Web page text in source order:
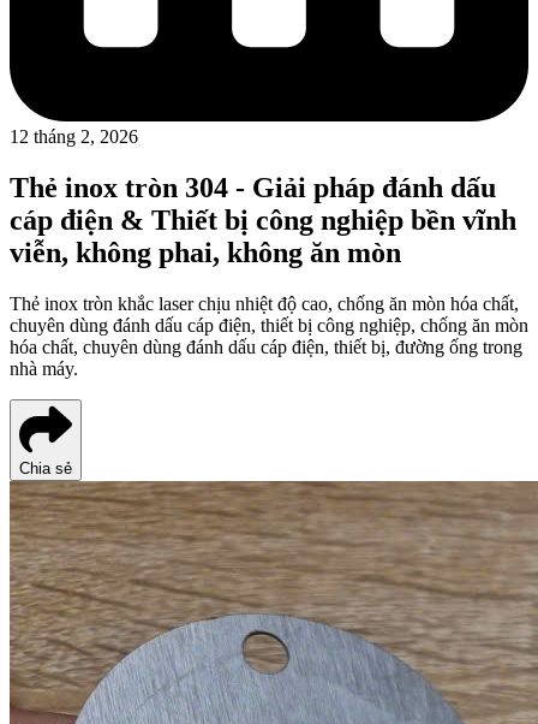
12 tháng 2, 2026
Thẻ inox tròn 304 - Giải pháp đánh dấu
cáp điện & Thiết bị công nghiệp bền vĩnh
viễn, không phai, không ăn mòn
Thẻ inox tròn khắc laser chịu nhiệt độ cao, chống ăn mòn hóa chất,
chuyên dùng đánh dấu cáp điện, thiết bị công nghiệp, chống ăn mòn
hóa chất, chuyên dùng đánh dấu cáp điện, thiết bị, đường ống trong
nhà máy.
Chia sẻ